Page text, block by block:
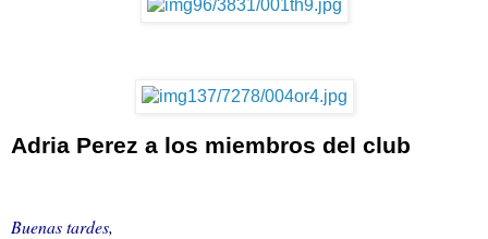
Adria Perez a los miembros del club
Buenas tardes,